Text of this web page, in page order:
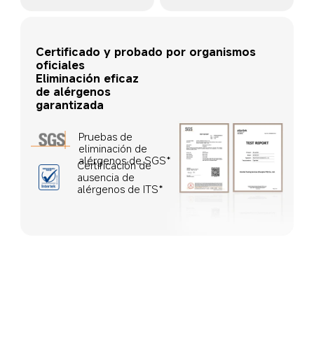
Certificado y probado por organismos
oficiales
Eliminación eficaz
de alérgenos
garantizada
Pruebas de
eliminación de
alérgenos de SGS*
Certificación de
ausencia de
alérgenos de ITS*